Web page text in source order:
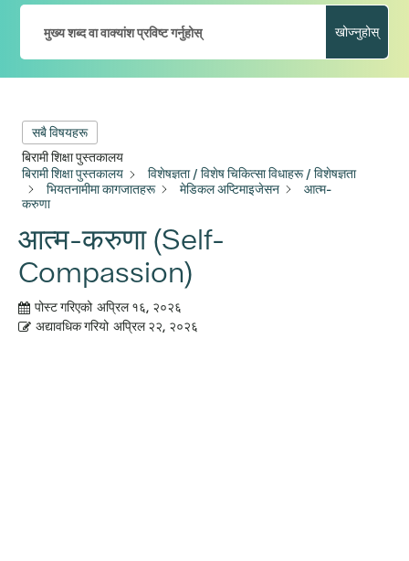
खोज्नुहोस्
सबै विषयहरू
बिरामी शिक्षा पुस्तकालय
बिरामी शिक्षा पुस्तकालय
विशेषज्ञता / विशेष चिकित्सा विधाहरू / विशेषज्ञता
भियतनामीमा कागजातहरू
मेडिकल अप्टिमाइजेसन
आत्म-
करुणा
आत्म-करुणा (Self-
Compassion)
पोस्ट गरिएको अप्रिल १६, २०२६
अद्यावधिक गरियो अप्रिल २२, २०२६